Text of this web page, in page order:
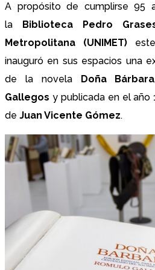
A propósito de cumplirse 95
la Biblioteca Pedro
Metropolitana (UNIMET)
inauguró en sus espacios una
de la novela Doña Bárbara
Gallegos y publicada en el año
de Juan Vicente Gómez.